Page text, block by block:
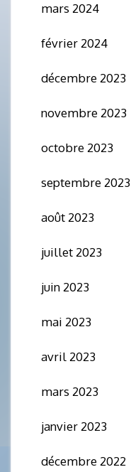
mars 2024
février 2024
décembre 2023
novembre 2023
octobre 2023
septembre 2023
août 2023
juillet 2023
juin 2023
mai 2023
avril 2023
mars 2023
janvier 2023
décembre 2022